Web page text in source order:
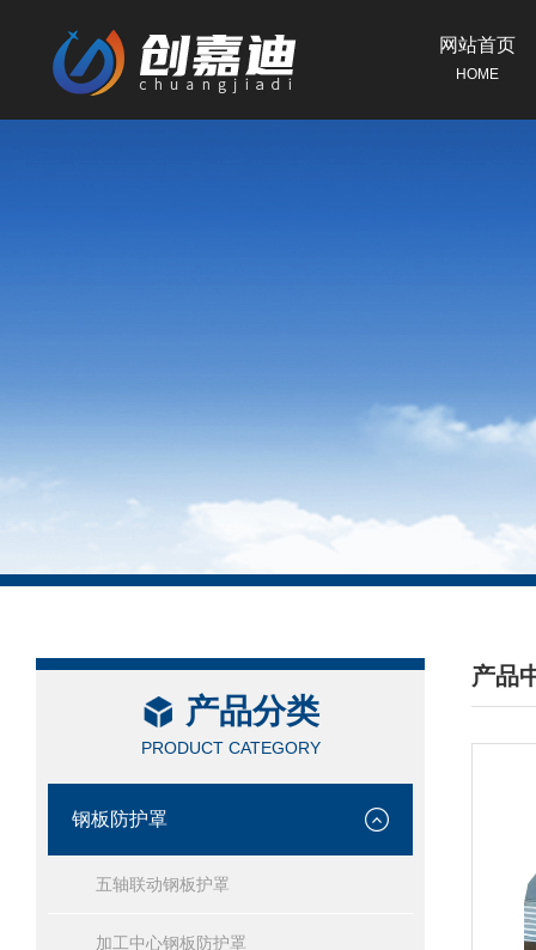
网站首页
HOME
产品分类
PRODUCT CATEGORY
钢板防护罩
五轴联动钢板护罩
加工中心钢板防护罩
产品
/